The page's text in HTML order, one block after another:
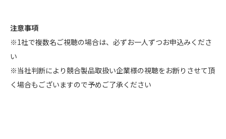
注意事項
※1社で複数名ご視聴の場合は、必ずお一人ずつお申込みくださ
い
※当社判断により競合製品取扱い企業様の視聴をお断りさせて頂
く場合もございますので予めご了承ください